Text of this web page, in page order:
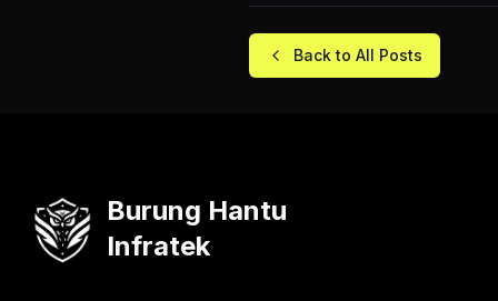
Back to All Posts
Burung Hantu
Infratek